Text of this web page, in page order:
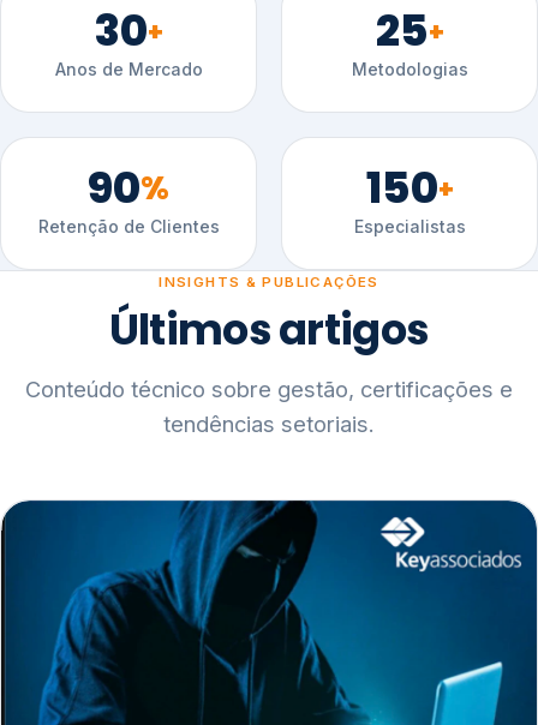
30+
Anos de Mercado
25+
Metodologias
90%
Retenção de Clientes
150+
Especialistas
INSIGHTS & PUBLICAÇÕES
Últimos artigos
Conteúdo técnico sobre gestão, certificações e
tendências setoriais.